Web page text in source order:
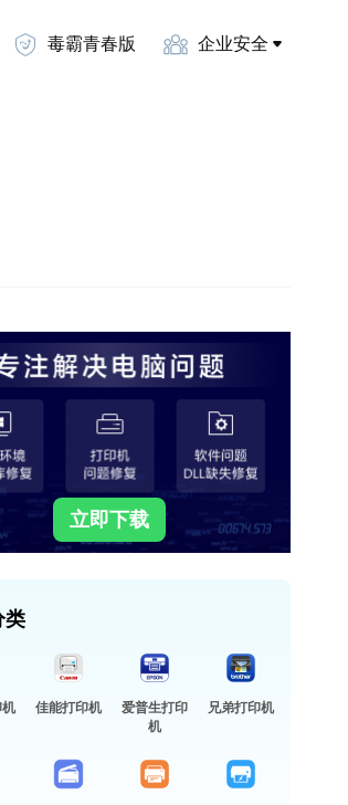
毒霸青春版 企业安全
立即下载
类
佳能打印机
爱普生打印
机
兄弟打印机